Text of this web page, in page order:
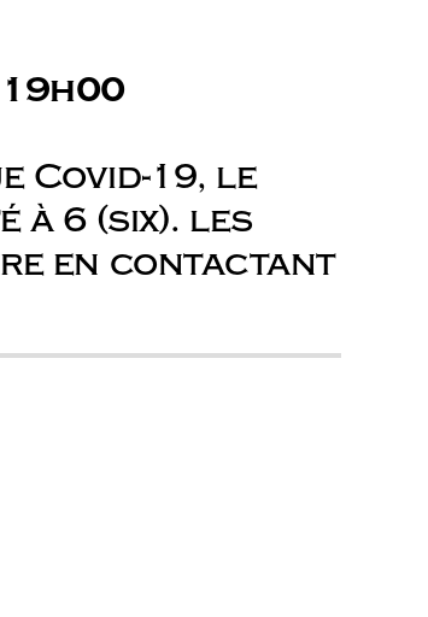
Covid-19, le
à 6 (six). les
en contactant